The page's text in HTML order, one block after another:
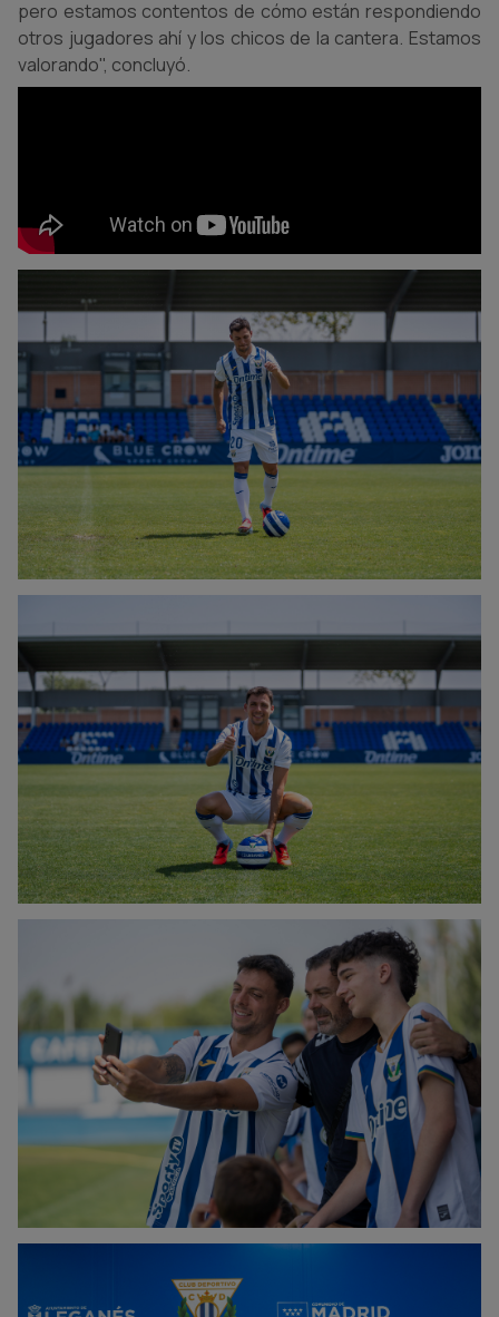
pero estamos contentos de cómo están respondiendo
otros jugadores ahí y los chicos de la cantera. Estamos
valorando", concluyó.